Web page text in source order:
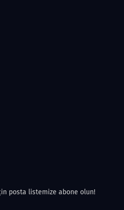
posta listemize abone olun!